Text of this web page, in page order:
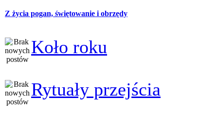
Z życia pogan, świętowanie i obrzędy
Koło roku
Rytuały przejścia